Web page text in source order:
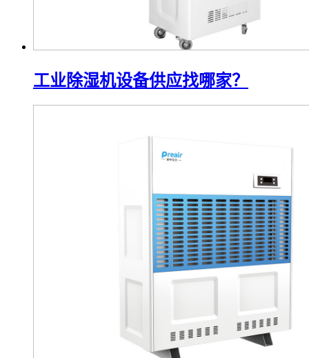
工业除湿机设备供应找哪家？